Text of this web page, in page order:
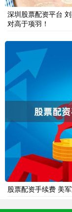
深圳股票配资平台
对高于项羽！
股票配资手续费 美